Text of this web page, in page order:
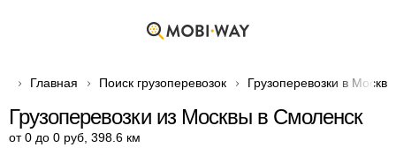
Главная Поиск грузоперевозок Грузоперевозки в Москве
Грузоперевозки из Москвы в Смоленск
от 0 до 0 руб 398.6 км